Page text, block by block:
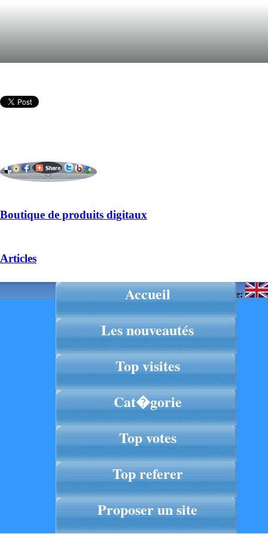
Boutique de produits digitaux
Articles
Langue:
Accueil
Les nouveautés
Top visites
Cat�gorie
Top votes
Top referer
Proposer un site